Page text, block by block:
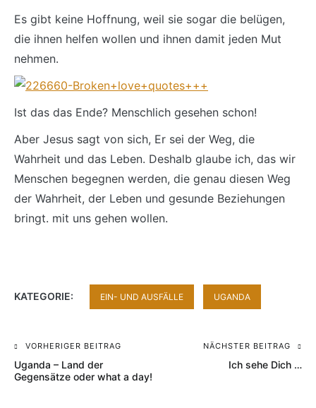
Es gibt keine Hoffnung, weil sie sogar die belügen,
die ihnen helfen wollen und ihnen damit jeden Mut
nehmen.
Ist das das Ende? Menschlich gesehen schon!
Aber Jesus sagt von sich, Er sei der Weg, die
Wahrheit und das Leben. Deshalb glaube ich, das wir
Menschen begegnen werden, die genau diesen Weg
der Wahrheit, der Leben und gesunde Beziehungen
bringt. mit uns gehen wollen.
KATEGORIE: EIN- UND AUSFÄLLE UGANDA
Beitragsnavigation
VORHERIGER BEITRAG
Uganda – Land der
Gegensätze oder what a day!
NÄCHSTER BEITRAG
Ich sehe Dich …